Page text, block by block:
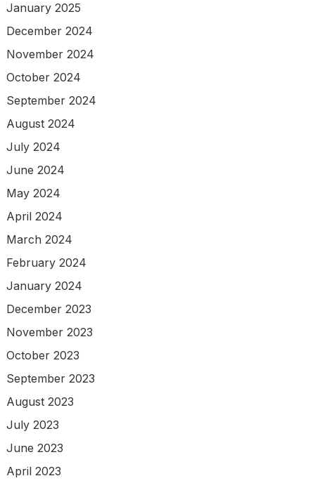
January 2025
December 2024
November 2024
October 2024
September 2024
August 2024
July 2024
June 2024
May 2024
April 2024
March 2024
February 2024
January 2024
December 2023
November 2023
October 2023
September 2023
August 2023
July 2023
June 2023
April 2023